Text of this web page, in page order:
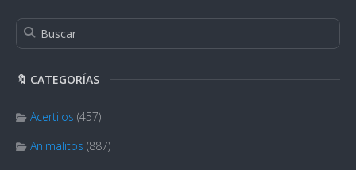
🔖 CATEGORÍAS
Acertijos (457)
Animalitos (887)